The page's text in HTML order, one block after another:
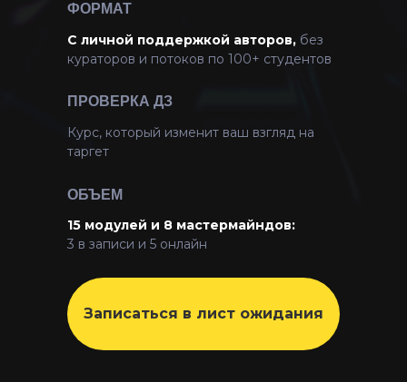
ФОРМАТ
С личной поддержкой авторов, без
кураторов и потоков по 100+ студентов
ПРОВЕРКА ДЗ
Курс, который изменит ваш взгляд на
таргет
ОБЪЕМ
15 модулей и 8 мастермайндов:
3 в записи и 5 онлайн
Записаться в лист ожидания